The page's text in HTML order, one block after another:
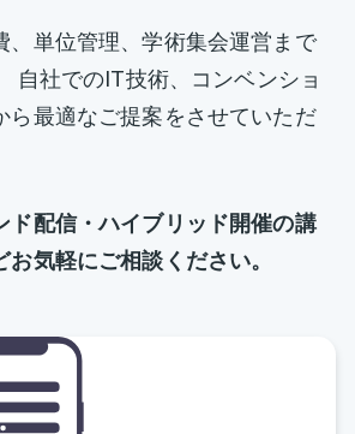
、単位管理、学術集会運営まで
自社でのIT技術、コンベンショ
ら最適なご提案をさせていただ
ド配信・ハイブリッド開催の講
気軽にご相談ください。